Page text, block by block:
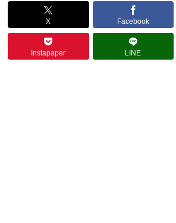
X Facebook
Instapaper LINE